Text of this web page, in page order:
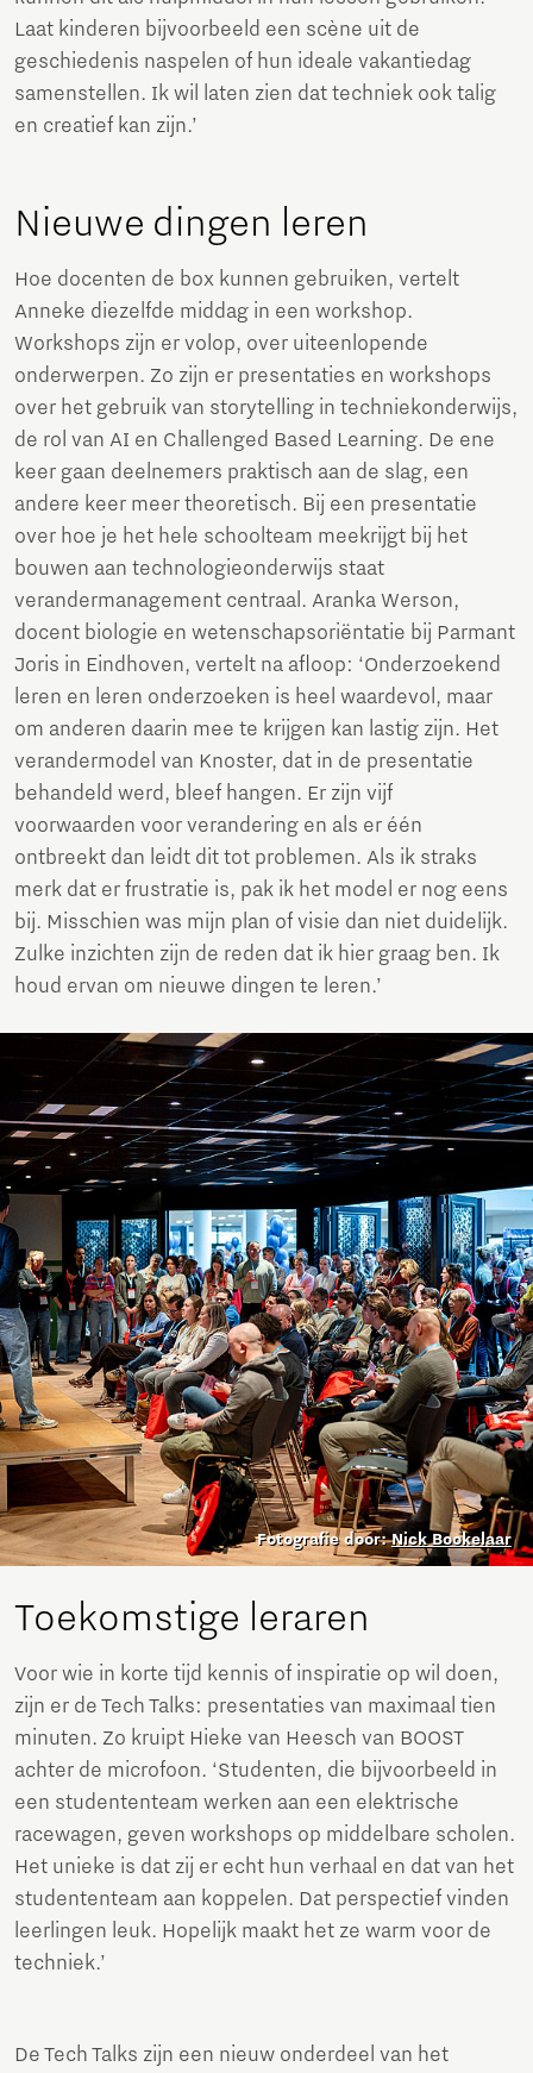
Laat kinderen bijvoorbeeld een scène uit de
geschiedenis naspelen of hun ideale vakantiedag
samenstellen. Ik wil laten zien dat techniek ook talig
en creatief kan zijn.’
Nieuwe dingen leren
Hoe docenten de box kunnen gebruiken, vertelt
Anneke diezelfde middag in een workshop.
Workshops zijn er volop, over uiteenlopende
onderwerpen. Zo zijn er presentaties en workshops
over het gebruik van storytelling in techniekonderwijs,
de rol van AI en Challenged Based Learning. De ene
keer gaan deelnemers praktisch aan de slag, een
andere keer meer theoretisch. Bij een presentatie
over hoe je het hele schoolteam meekrijgt bij het
bouwen aan technologieonderwijs staat
verandermanagement centraal. Aranka Werson,
docent biologie en wetenschapsoriëntatie bij Parmant
Joris in Eindhoven, vertelt na afloop: ‘Onderzoekend
leren en leren onderzoeken is heel waardevol, maar
om anderen daarin mee te krijgen kan lastig zijn. Het
verandermodel van Knoster, dat in de presentatie
behandeld werd, bleef hangen. Er zijn vijf
voorwaarden voor verandering en als er één
ontbreekt dan leidt dit tot problemen. Als ik straks
merk dat er frustratie is, pak ik het model er nog eens
bij. Misschien was mijn plan of visie dan niet duidelijk.
Zulke inzichten zijn de reden dat ik hier graag ben. Ik
houd ervan om nieuwe dingen te leren.’
Fotografie door:Nick Bookelaar
Toekomstige leraren
Voor wie in korte tijd kennis of inspiratie op wil doen,
zijn er de Tech Talks: presentaties van maximaal tien
minuten. Zo kruipt Hieke van Heesch van BOOST
achter de microfoon. ‘Studenten, die bijvoorbeeld in
een studententeam werken aan een elektrische
racewagen, geven workshops op middelbare scholen.
Het unieke is dat zij er echt hun verhaal en dat van het
studententeam aan koppelen. Dat perspectief vinden
leerlingen leuk. Hopelijk maakt het ze warm voor de
techniek.’
De Tech Talks zijn een nieuw onderdeel van het